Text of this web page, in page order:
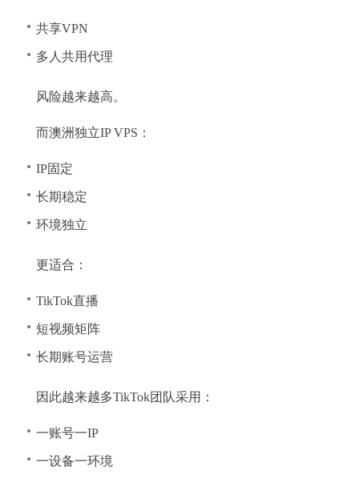
共享VPN
多人共用代理
风险越来越高。
而澳洲独立IP VPS：
IP固定
长期稳定
环境独立
更适合：
TikTok直播
短视频矩阵
长期账号运营
因此越来越多TikTok团队采用：
一账号一IP
一设备一环境